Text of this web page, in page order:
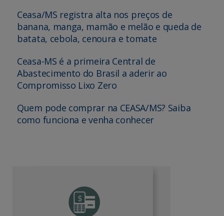
Ceasa/MS registra alta nos preços de
banana, manga, mamão e melão e queda de
batata, cebola, cenoura e tomate
Ceasa-MS é a primeira Central de
Abastecimento do Brasil a aderir ao
Compromisso Lixo Zero
Quem pode comprar na CEASA/MS? Saiba
como funciona e venha conhecer